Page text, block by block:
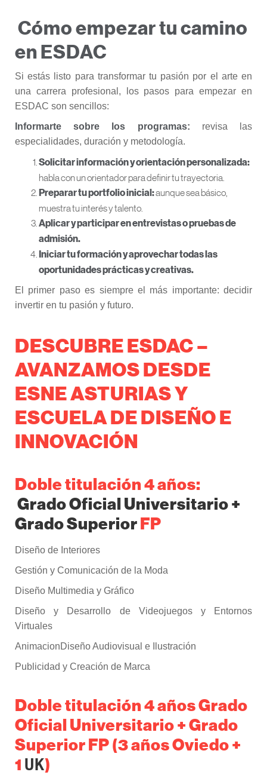
Cómo empezar tu camino
en ESDAC
Si estás listo para transformar tu pasión por el arte en
una carrera profesional, los pasos para empezar en
ESDAC son sencillos:
Informarte sobre los programas: revisa las
especialidades, duración y metodología.
Solicitar información y orientación personalizada:
habla con un orientador para definir tu trayectoria.
Preparar tu portfolio inicial:aunque sea básico,
muestra tu interés y talento.
Aplicar y participar en entrevistas o pruebas de
admisión.
Iniciar tu formación y aprovechar todas las
oportunidades prácticas y creativas.
El primer paso es siempre el más importante: decidir
invertir en tu pasión y futuro.
DESCUBRE ESDAC –
AVANZAMOS DESDE
ESNE ASTURIAS Y
ESCUELA DE DISEÑO E
INNOVACIÓN
Doble titulación 4 años:
Grado Oficial Universitario +
Grado SuperiorFP
Diseño de Interiores
Gestión y Comunicación de la Moda
Diseño Multimedia y Gráfico
Diseño y Desarrollo de Videojuegos y Entornos
Virtuales
AnimacionDiseño Audiovisual e Ilustración
Publicidad y Creación de Marca
Doble titulación 4 años Grado
Oficial Universitario + Grado
Superior FP (3 años Oviedo +
1 UK)